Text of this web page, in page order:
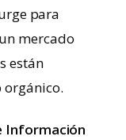
para
mercado
están
orgánico.
Información